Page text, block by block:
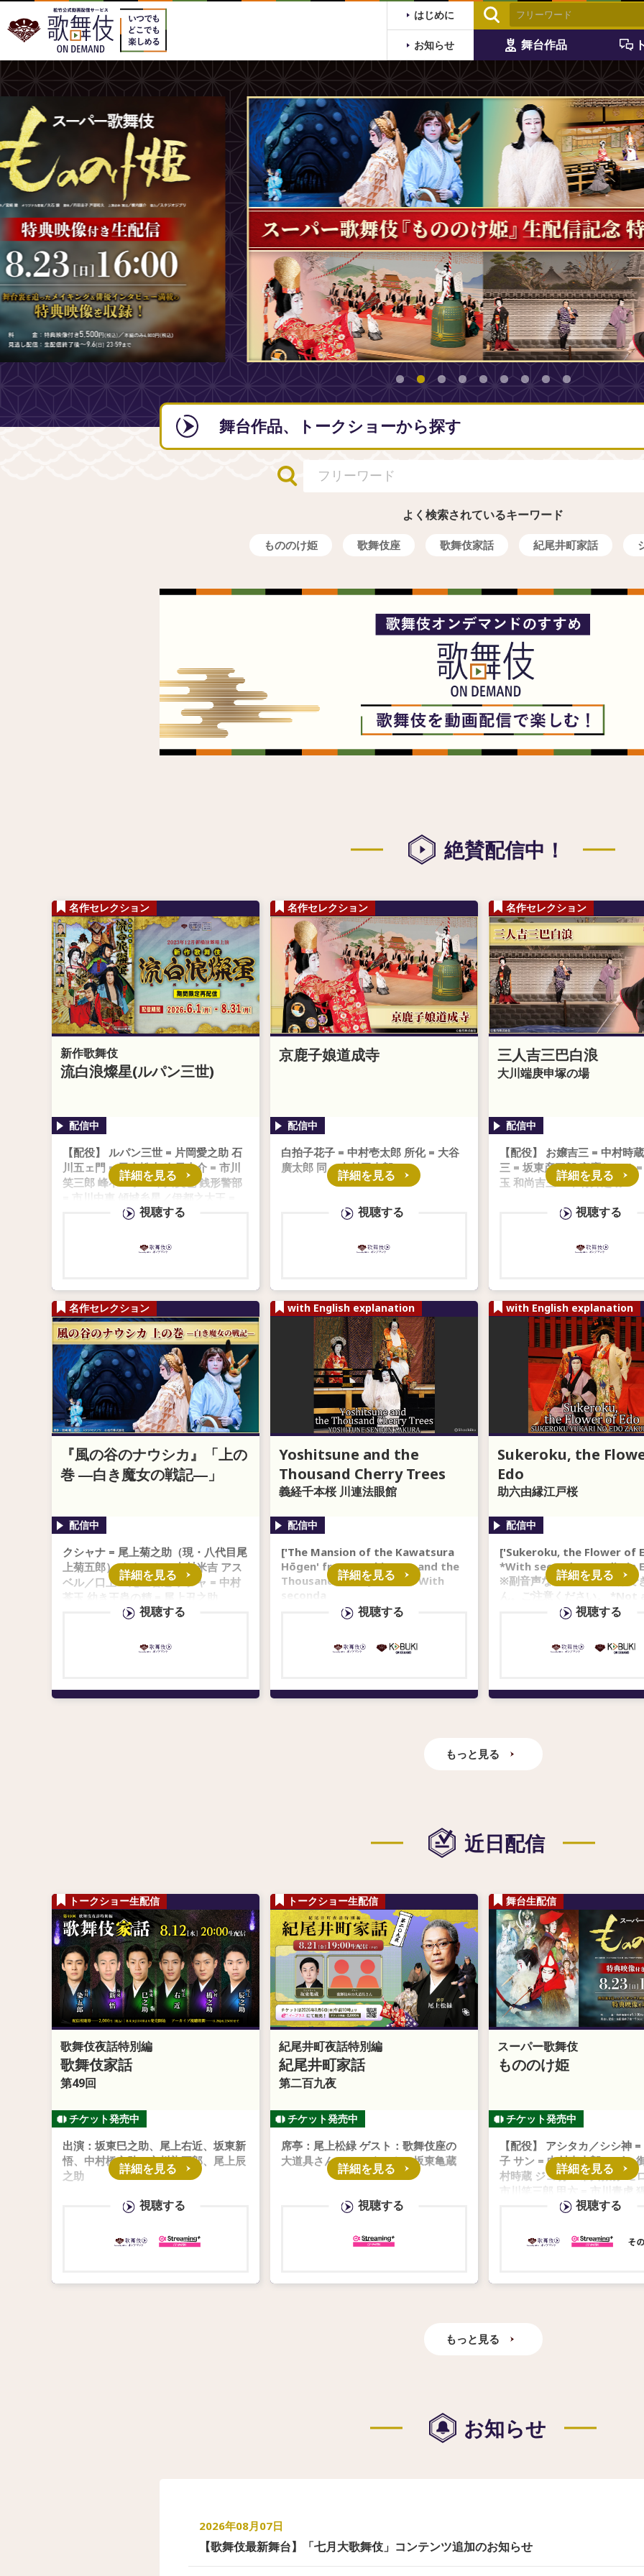
はじめに
お知らせ 舞台作品
舞台作品、トークショーから探す
よく検索されているキーワード
もののけ姫 歌舞伎座 歌舞伎家話 紀尾井町家話
絶賛配信中！
名作セレクション
新作歌舞伎
流白浪燦星(ルパン三世)
【配役】 ルパン三世 = 片岡愛之助 石
川五ェ門 = 尾上松也 次元大介 = 市川
笑三郎 峰不二子 = 市川笑也 銭形警部
= 市川中車 傾城糸星／伊都之大王 =
尾上右近 長須登美
詳細を見る
視聴する
名作セレクション
京鹿子娘道成寺
白拍子花子 = 中村壱太郎 所化 = 大谷
廣太郎 同 = 中村玉太郎
詳細を見る
視聴する
名作セレクション
三人吉三巴白浪
大川端庚申塚の場
【配役】 お嬢吉三 = 中村時
三 = 坂東彦三郎 夜鷹おとせ
玉 和尚吉三 = 中村錦之助
詳細を見る
視聴する
名作セレクション
『風の谷のナウシカ』「上の
巻 ―白き魔女の戦記―」
クシャナ = 尾上菊之助（現・八代目尾
上菊五郎） ナウシカ = 中村米吉 アス
ベル／口上 = 尾上右近 ケチャ = 中村
莟玉 幼き王蟲の精 = 尾上丑之助
（現・尾上菊之助） 幼きナウシカ =
詳細を見る
視聴する
with English explanation
Yoshitsune and the
Thousand Cherry Trees
義経千本桜 川連法眼館
['The Mansion of the Kawatsura
Hōgen' from 'Yoshitsune and the
Thousand Cherry Trees' *With
seconda
詳細を見る
視聴する
with English explanation
Sukeroku, the
Edo
助六由縁江戸桜
['Sukeroku, the Flower of
*With secondary audio in
※副音声なしでのご視聴はで
ん。ご注意ください。 *Not
詳細を見る
視聴する
もっと見る
近日配信
トークショー生配信
歌舞伎夜話特別編
歌舞伎家話
第49回
出演：坂東巳之助、尾上右近、坂東新
悟、中村橋之助、市川染五郎、尾上辰
之助
詳細を見る
視聴する
トークショー生配信
紀尾井町夜話特別編
紀尾井町家話
第二百九夜
席亭：尾上松緑 ゲスト：歌舞伎座の
大道具さん アシスタント：坂東亀蔵
詳細を見る
視聴する
舞台生配信
スーパー歌舞伎
もののけ姫
【配役】 アシタカ／シシ神
子 サン = 中村壱太郎 エボシ
村時蔵 ジコ坊 = 市川猿弥 モ
市川笑三郎 甲六 = 市川青虎
= 市川寿猿 ヒ
詳細を見る
視聴する
もっと見る
お知らせ
2026年08月07日
【歌舞伎最新舞台】「七月大歌舞伎」コンテンツ追加のお知らせ